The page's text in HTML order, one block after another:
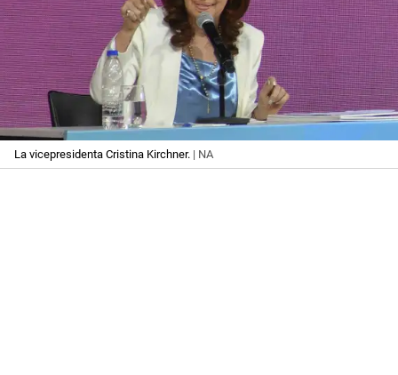
La vicepresidenta Cristina Kirchner. | NA